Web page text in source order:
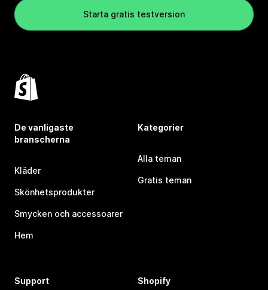
Starta gratis testversion
De vanligaste
branscherna
Kläder
Skönhetsprodukter
Smycken och accessoarer
Hem
Kategorier
Alla teman
Gratis teman
Support Shopify